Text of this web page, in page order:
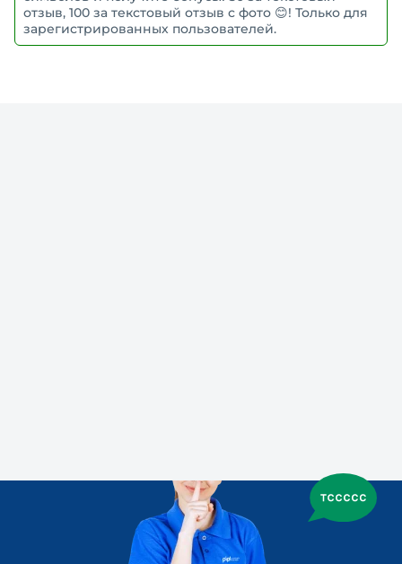
отзыв, 100 за текстовый отзыв с фото 😊! Только для
зарегистрированных пользователей.